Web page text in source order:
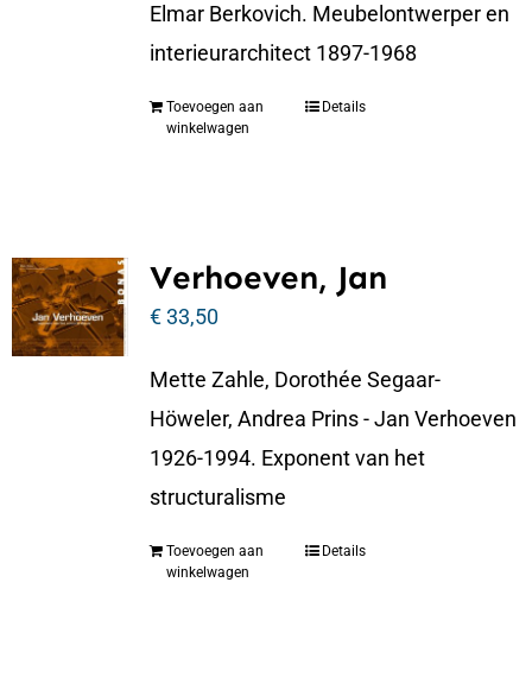
Elmar Berkovich. Meubelontwerper en
interieurarchitect 1897-1968
Toevoegen aan
winkelwagen
Details
Verhoeven, Jan
€33,50
Mette Zahle, Dorothée Segaar-
Höweler, Andrea Prins - Jan Verhoeven
1926-1994. Exponent van het
structuralisme
Toevoegen aan
winkelwagen
Details